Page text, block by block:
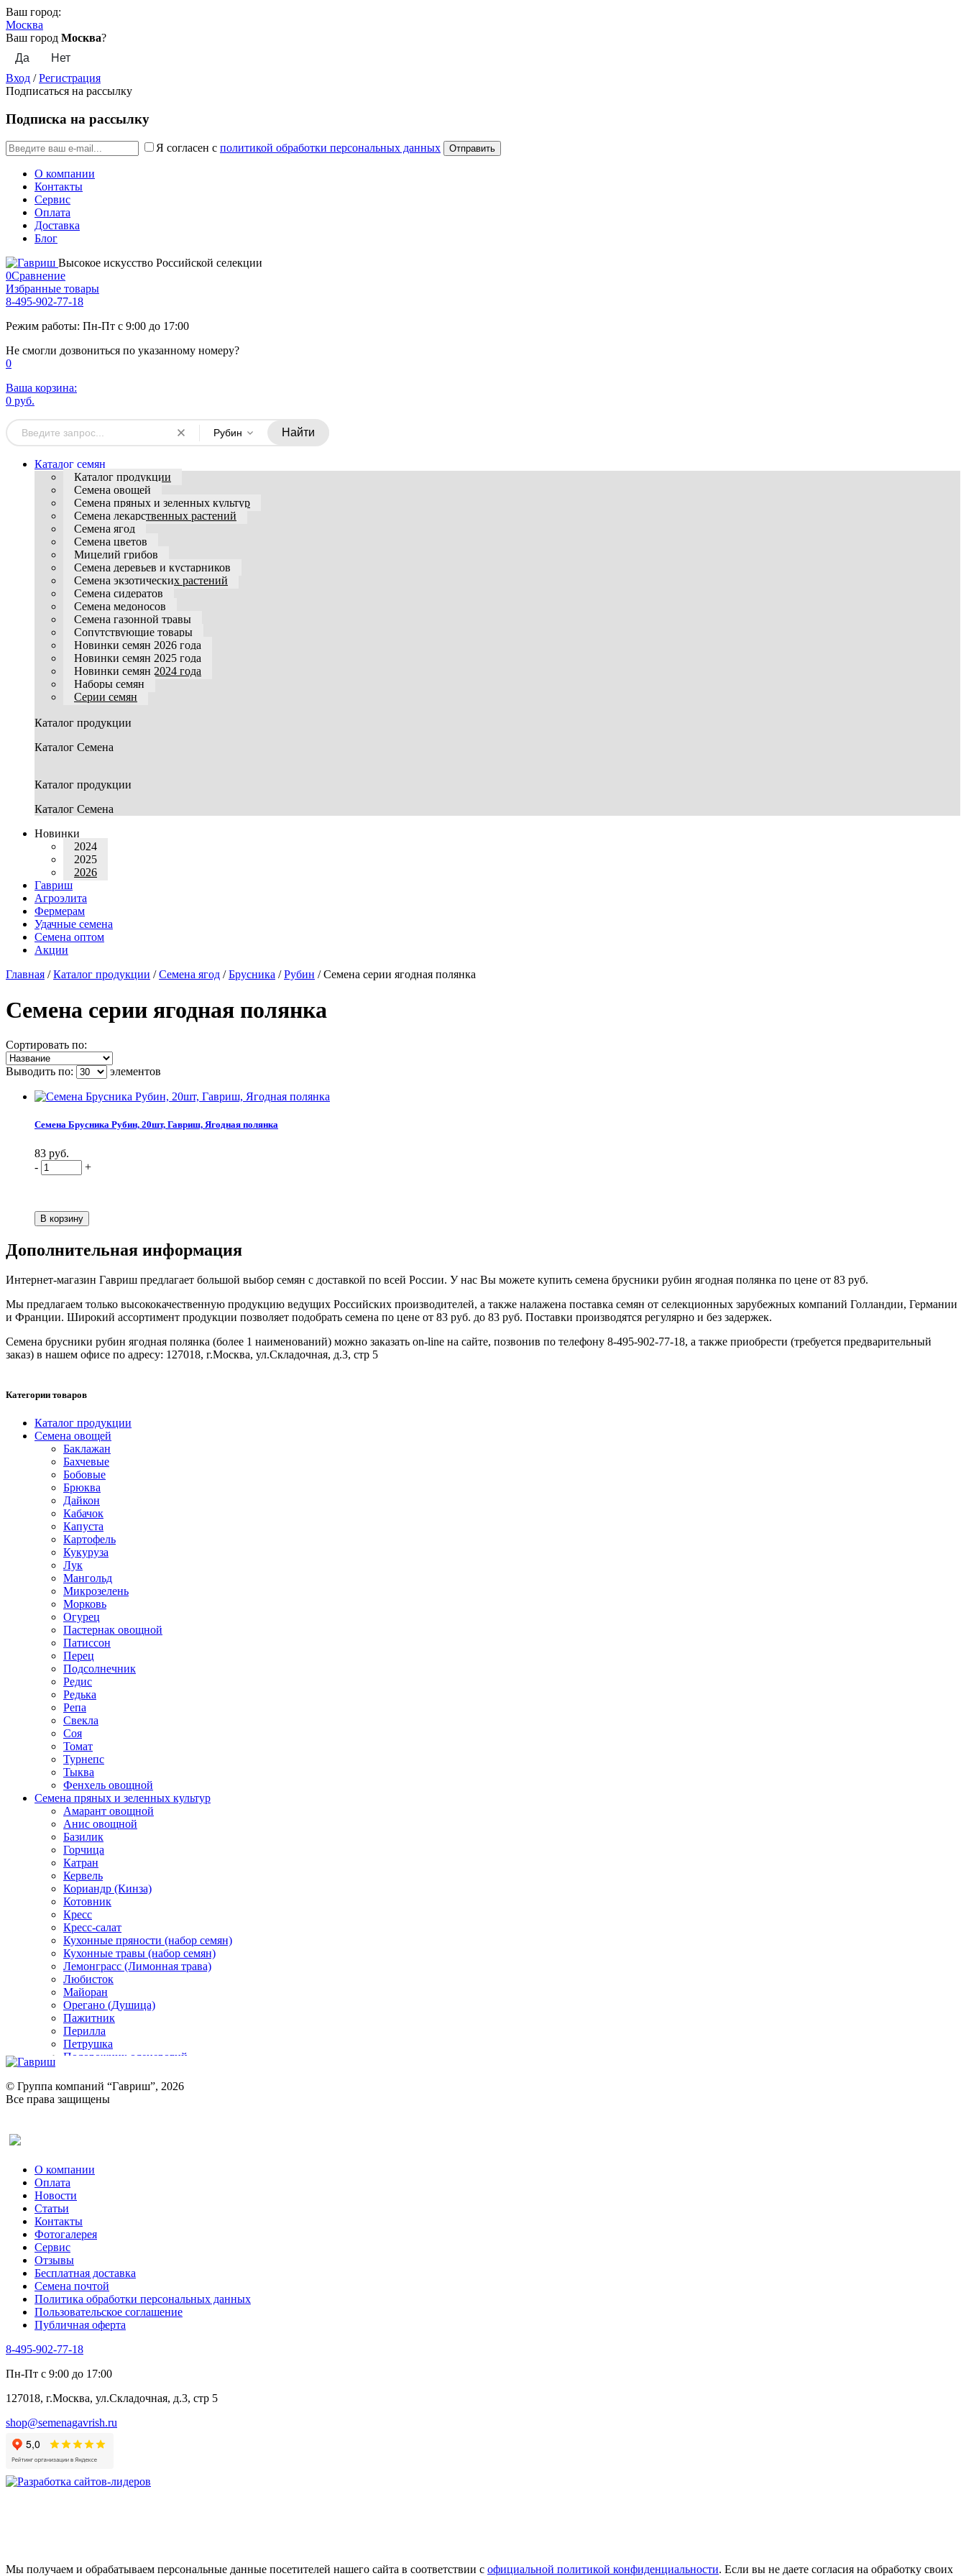
Ваш город:
Москва
Ваш город Москва?
Вход /Регистрация
Подписаться на рассылку
Подписка на рассылку
Я согласен с политикой обработки персональных данных
О компании
Контакты
Сервис
Оплата
Доставка
Блог
Высокое искусство Российской селекции
0Сравнение
Избранные товары
8-495-902-77-18
Режим работы: Пн-Пт с 9:00 до 17:00
Не смогли дозвониться по указанному номеру?
0
Ваша корзина:
0 руб.
Рубин Найти
Каталог семян
Каталог продукции
Семена овощей
Семена пряных и зеленных культур
Семена лекарственных растений
Семена ягод
Семена цветов
Мицелий грибов
Семена деревьев и кустарников
Семена экзотических растений
Семена сидератов
Семена медоносов
Семена газонной травы
Сопутствующие товары
Новинки семян 2026 года
Новинки семян 2025 года
Новинки семян 2024 года
Наборы семян
Серии семян
Каталог продукции
Каталог Семена
Каталог продукции
Каталог Семена
Новинки
2024
2025
2026
Гавриш
Агроэлита
Фермерам
Удачные семена
Семена оптом
Акции
Главная /Каталог продукции /Семена ягод /Брусника /Рубин /Семена серии ягодная полянка
Семена серии ягодная полянка
Сортировать по:
Выводить по: элементов
Семена Брусника Рубин, 20шт, Гавриш, Ягодная полянка
83 руб.
-
+
Дополнительная информация
Интернет-магазин Гавриш предлагает большой выбор семян с доставкой по всей России. У нас Вы можете купить семена брусники рубин ягодная полянка по цене от 83 руб.
Мы предлагаем только высококачественную продукцию ведущих Российских производителей, а также налажена поставка семян от селекционных зарубежных компаний Голландии, Германии
и Франции. Широкий ассортимент продукции позволяет подобрать семена по цене от 83 руб. до 83 руб. Поставки производятся регулярно и без задержек.
Семена брусники рубин ягодная полянка (более 1 наименований) можно заказать on-line на сайте, позвонив по телефону 8-495-902-77-18, а также приобрести (требуется предварительный
заказ) в нашем офисе по адресу: 127018, г.Москва, ул.Складочная, д.3, стр 5
Категории товаров
Каталог продукции
Семена овощей
Баклажан
Бахчевые
Бобовые
Брюква
Дайкон
Кабачок
Капуста
Картофель
Кукуруза
Лук
Мангольд
Микрозелень
Морковь
Огурец
Пастернак овощной
Патиссон
Перец
Подсолнечник
Редис
Редька
Репа
Свекла
Соя
Томат
Турнепс
Тыква
Фенхель овощной
Семена пряных и зеленных культур
Амарант овощной
Анис овощной
Базилик
Горчица
Катран
Кервель
Кориандр (Кинза)
Котовник
Кресс
Кресс-салат
Кухонные пряности (набор семян)
Кухонные травы (набор семян)
Лемонграсс (Лимонная трава)
Любисток
Майоран
Орегано (Душица)
Пажитник
Перилла
Петрушка
Подорожник оленерогий
Ревень
Рукола
Рута
Тмин
Трава для чая
Туласи
Укроп
Фенхель пряный
Хризантема овощная
Цикорий пряный
Цикорий салатный (Витлуф)
Черемша
Шпинат
Щавель
Эндивий
Эстрагон
Алтей
Анис
Бессмертник
Валериана
Валерианелла
Гибискус лекарственный
Девясил
Душица
Змееголовник
© Группа компаний “Гавриш”, 2026
Все права защищены
О компании
Оплата
Новости
Статьи
Контакты
Фотогалерея​
Сервис
Отзывы
Бесплатная доставка
Семена почтой
Политика обработки персональных данных
Пользовательское соглашение
Публичная оферта
8-495-902-77-18
Пн-Пт с 9:00 до 17:00
127018, г.Москва, ул.Складочная, д.3, стр 5
shop@semenagavrish.ru
Мы получаем и обрабатываем персональные данные посетителей нашего сайта в соответствии с официальной политикой конфиденциальности. Если вы не даете согласия на обработку своих